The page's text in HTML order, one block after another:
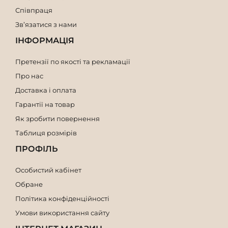
Співпраця
Зв’язатися з нами
ІНФОРМАЦІЯ
Претензії по якості та рекламації
Про нас
Доставка і оплата
Гарантії на товар
Як зробити повернення
Таблиця розмірів
ПРОФІЛЬ
Особистий кабінет
Обране
Політика конфіденційності
Умови використання сайту